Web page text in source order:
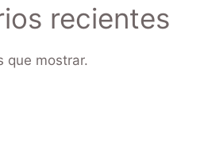
recientes
que mostrar.